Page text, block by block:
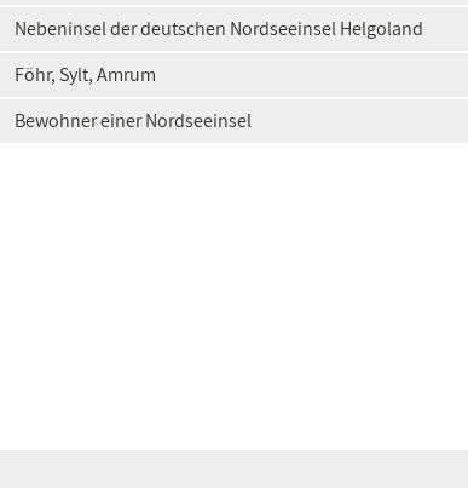
Nebeninsel der deutschen Nordseeinsel Helgoland
Föhr, Sylt, Amrum
Bewohner einer Nordseeinsel